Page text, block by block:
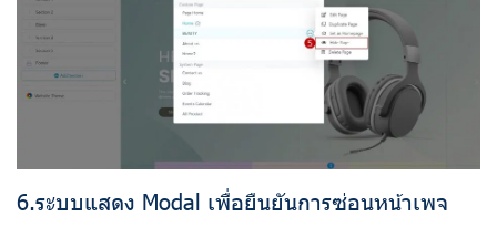
6.ระบบแสดง Modal เพื่อยืนยันการซ่อนหน้าเพจ